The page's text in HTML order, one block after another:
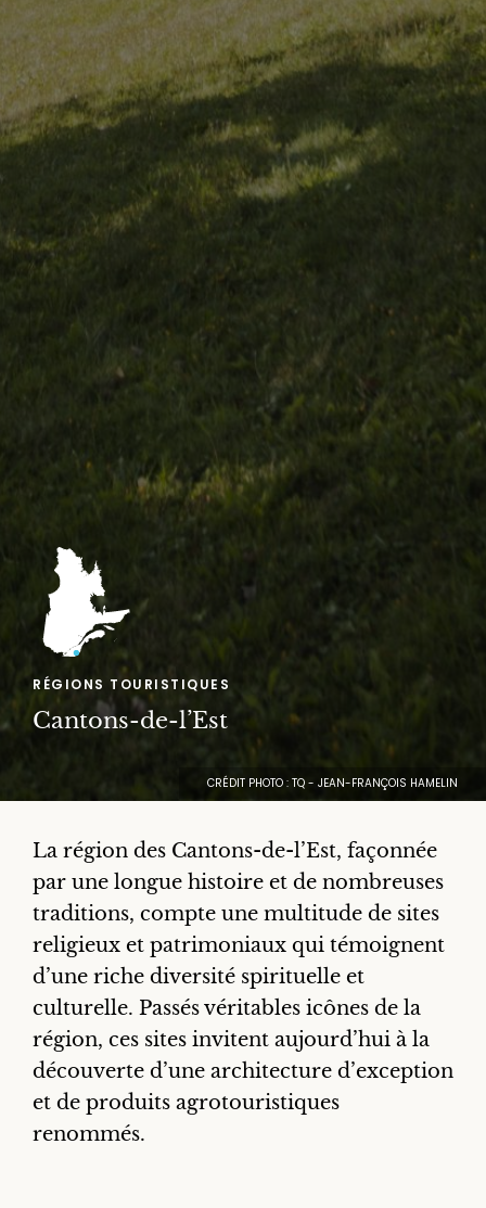
CRÉDIT PHOTO : TQ - JEAN-FRANÇOIS HAMELIN
RÉGIONS TOURISTIQUES
Cantons-de-l’Est
La région des Cantons-de-l’Est, façonnée
par une longue histoire et de nombreuses
traditions, compte une multitude de sites
religieux et patrimoniaux qui témoignent
d’une riche diversité spirituelle et
culturelle. Passés véritables icônes de la
région, ces sites invitent aujourd’hui à la
découverte d’une architecture d’exception
et de produits agrotouristiques
renommés.